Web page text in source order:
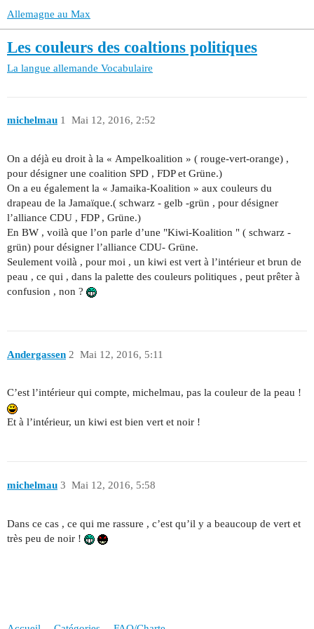
Allemagne au Max
Les couleurs des coaltions politiques
La langue allemande Vocabulaire
michelmau Mai 12, 2016, 2:52
1
On a déjà eu droit à la « Ampelkoalition » ( rouge-vert-orange) ,
pour désigner une coalition SPD , FDP et Grüne.)
On a eu également la « Jamaika-Koalition » aux couleurs du
drapeau de la Jamaïque.( schwarz - gelb -grün , pour désigner
l’alliance CDU , FDP , Grüne.)
En BW , voilà que l’on parle d’une "Kiwi-Koalition " ( schwarz -
grün) pour désigner l’alliance CDU- Grüne.
Seulement voilà , pour moi , un kiwi est vert à l’intérieur et brun de
peau , ce qui , dans la palette des couleurs politiques , peut prêter à
confusion , non ?
Andergassen Mai 12, 2016, 5:11
2
C’est l’intérieur qui compte, michelmau, pas la couleur de la peau !
Et à l’intérieur, un kiwi est bien vert et noir !
michelmau Mai 12, 2016, 5:58
3
Dans ce cas , ce qui me rassure , c’est qu’il y a beaucoup de vert et
très peu de noir !